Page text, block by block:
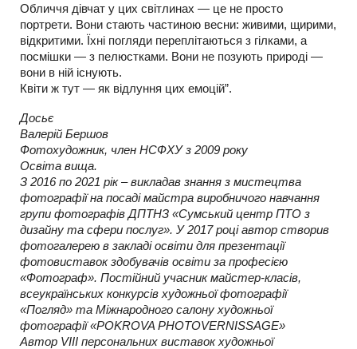
Обличчя дівчат у цих світлинах — це не просто
портрети. Вони стають частиною весни: живими, щирими,
відкритими. Їхні погляди переплітаються з гілками, а
посмішки — з пелюстками. Вони не позують природі —
вони в ній існують.
Квіти ж тут — як відлуння цих емоцій”.
Досьє
Валерій Бершов
Фотохудожник, член НСФХУ з 2009 року
Освіта вища.
З 2016 по 2021 рік – викладав знання з мистецтва
фотографії на посаді майстра виробничого навчання
групи фотографів ДПТНЗ «Сумський центр ПТО з
дизайну та сфери послуг». У 2017 році автор створив
фотогалерею в закладі освіти для презентації
фотовиставок здобувачів освіти за професією
«Фотограф». Постійний учасник майстер-класів,
всеукраїнських конкурсів художньої фотографії
«Погляд» та Міжнародного салону художньої
фотографії «POKROVA PHOTOVERNISSAGE»
Автор VIII персональних виставок художньої